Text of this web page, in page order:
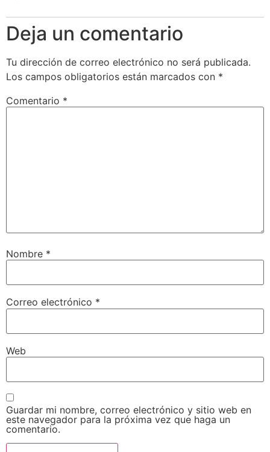
Deja un comentario
Tu dirección de correo electrónico no será publicada.
Los campos obligatorios están marcados con *
Comentario *
Nombre *
Correo electrónico *
Web
Guardar mi nombre, correo electrónico y sitio web en
este navegador para la próxima vez que haga un
comentario.